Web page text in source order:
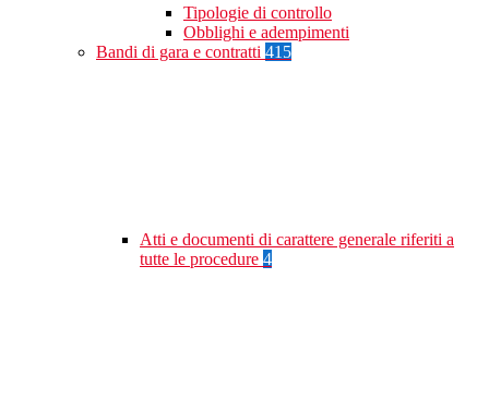
Tipologie di controllo
Obblighi e adempimenti
Bandi di gara e contratti 415
Atti e documenti di carattere generale riferiti a
tutte le procedure 4